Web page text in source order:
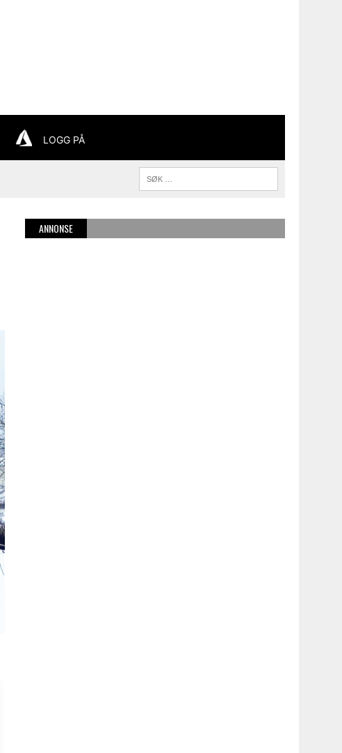
LOGG PÅ
ANNONSE